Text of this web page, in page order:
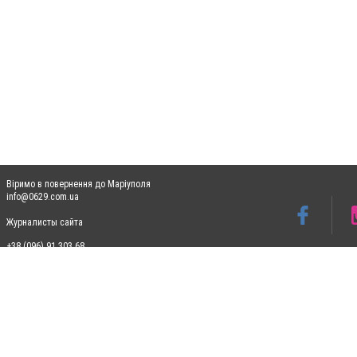
Віримо в повернення до Маріуполя
info@0629.com.ua
Журналисты сайта
+38 (096) 91 303 68